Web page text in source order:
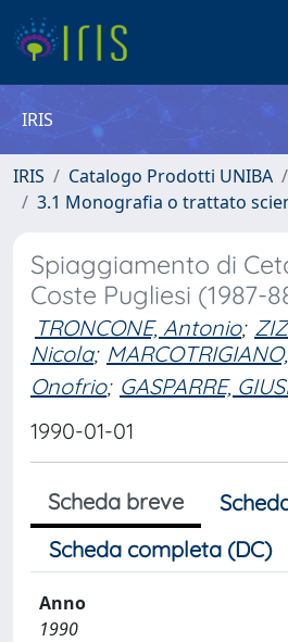
IRIS
IRIS Catalogo Prodotti UNIBA
3.1 Monografia o trattato
Spiaggiamento di
Coste Pugliesi (1987-
TRONCONE, Antonio;
Nicola;
Onofrio; GASPARRE,
1990-01-01
Scheda breve
Scheda completa (DC)
Anno
1990